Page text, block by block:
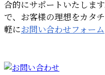
合的にサポートいたしま
で、お客様の理想をカタ
軽にお問い合わせフォーム